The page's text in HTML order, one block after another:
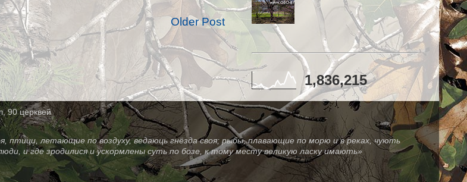
Older Post
1,836,215
90 церквей
птици, летающие по воздуху, ведаюць гнёзда своя; рыбы, плавающие по морю и в реках, чують
и где зродилися и ускормлены суть по бозе, к тому месту великую ласку имають»